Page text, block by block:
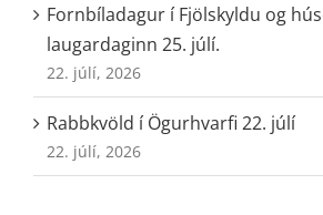
Fornbíladagur í Fjölskyldu og
laugardaginn 25. júlí.
22. júlí, 2026
Rabbkvöld í Ögurhvarfi 22. júlí
22. júlí, 2026